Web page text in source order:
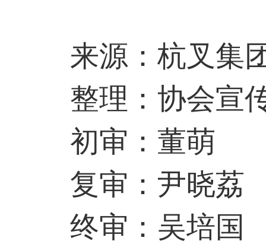
来源：杭叉集
整理：协会宣
初审：董萌
复审：尹晓荔
终审：吴培国